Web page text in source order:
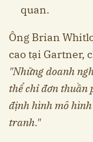
quan.
Ông Brian
cao tại Gartner,
"Những doanh
thể chỉ đơn thuần
định hình mô
tranh."